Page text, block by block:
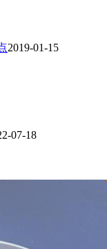
2019-01-15
07-18